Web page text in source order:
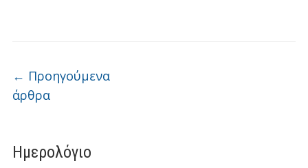
Ημερολόγιο
Πλοήγηση άρθρων
← Προηγούμενα
άρθρα